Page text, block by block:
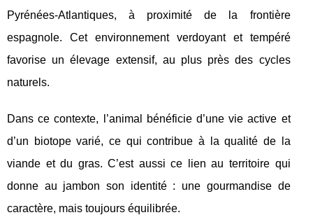
Pyrénées-Atlantiques, à proximité de la frontière
espagnole. Cet environnement verdoyant et tempéré
favorise un élevage extensif, au plus près des cycles
naturels.
Dans ce contexte, l’animal bénéficie d’une vie active et
d’un biotope varié, ce qui contribue à la qualité de la
viande et du gras. C’est aussi ce lien au territoire qui
donne au jambon son identité : une gourmandise de
caractère, mais toujours équilibrée.